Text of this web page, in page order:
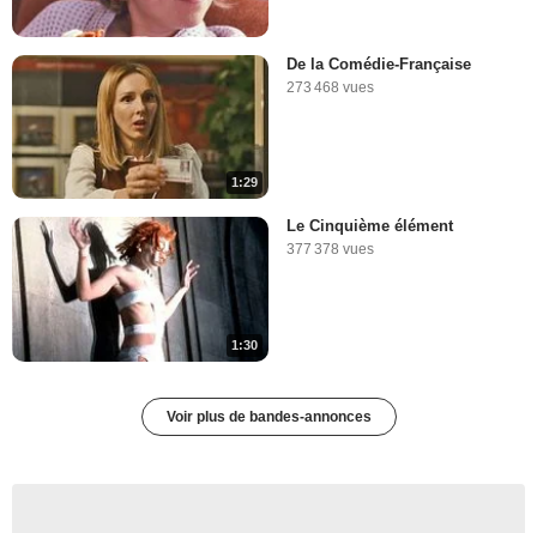
1:29
De la Comédie-Française
273 468 vues
1:30
Le Cinquième élément
377 378 vues
Voir plus de bandes-annonces